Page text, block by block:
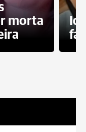
morta